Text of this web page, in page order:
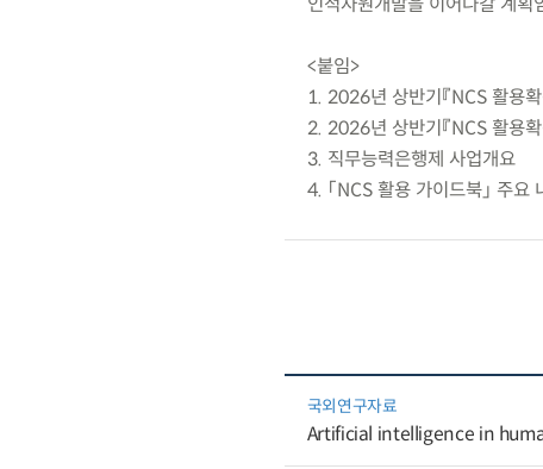
인적자원개발을 이어나갈 계획
<붙임>
1. 2026년 상반기『NCS 활용
2. 2026년 상반기『NCS 활용
3. 직무능력은행제 사업개요
4. 「NCS 활용 가이드북」 주요
국외연구자료
Artificial intelligence in